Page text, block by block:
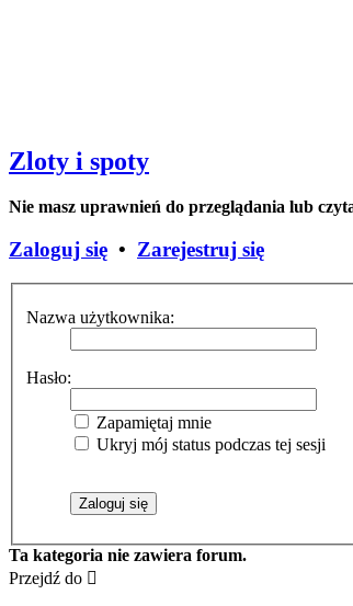
Zloty i spoty
Nie masz uprawnień do przeglądania lub
Zaloguj się • Zarejestruj się
Nazwa użytkownika:
Hasło:
Zapamiętaj mnie
Ukryj mój status podczas tej sesji
Ta kategoria nie zawiera forum.
Przejdź do